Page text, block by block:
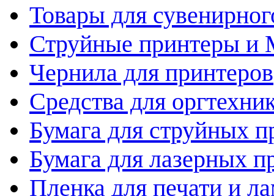
Товары для
Струйные принтеры
Чернила для принтеров
Средства для
Бумага для струйных
Бумага для лазерных
Пленка для печати и